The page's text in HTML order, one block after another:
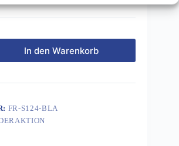
In den Warenkorb
FR-S124-BLA